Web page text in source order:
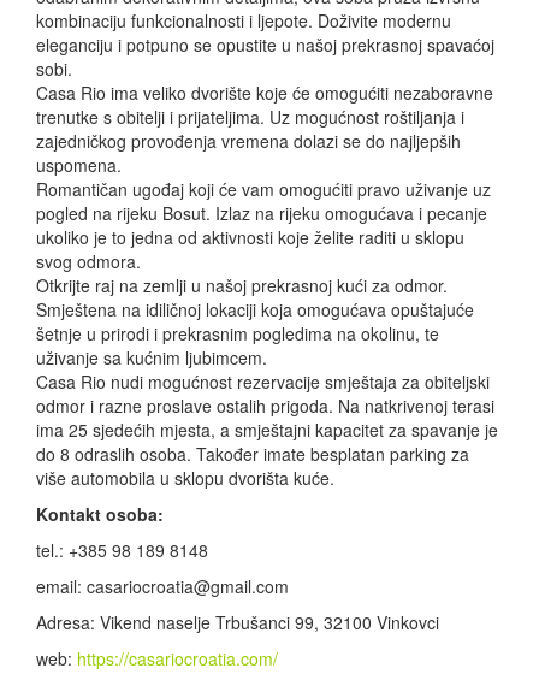
kombinaciju funkcionalnosti i ljepote. Doživite modernu
eleganciju i potpuno se opustite u našoj prekrasnoj spavaćoj
sobi.
Casa Rio ima veliko dvorište koje će omogućiti nezaboravne
trenutke s obitelji i prijateljima. Uz mogućnost roštiljanja i
zajedničkog provođenja vremena dolazi se do najljepših
uspomena.
Romantičan ugođaj koji će vam omogućiti pravo uživanje uz
pogled na rijeku Bosut. Izlaz na rijeku omogućava i pecanje
ukoliko je to jedna od aktivnosti koje želite raditi u sklopu
svog odmora.
Otkrijte raj na zemlji u našoj prekrasnoj kući za odmor.
Smještena na idiličnoj lokaciji koja omogućava opuštajuće
šetnje u prirodi i prekrasnim pogledima na okolinu, te
uživanje sa kućnim ljubimcem.
Casa Rio nudi mogućnost rezervacije smještaja za obiteljski
odmor i razne proslave ostalih prigoda. Na natkrivenoj terasi
ima 25 sjedećih mjesta, a smještajni kapacitet za spavanje je
do 8 odraslih osoba. Također imate besplatan parking za
više automobila u sklopu dvorišta kuće.
Kontakt osoba:
tel.: +385 98 189 8148
email: casariocroatia@gmail.com
Adresa: Vikend naselje Trbušanci 99, 32100 Vinkovci
web: https://casariocroatia.com/